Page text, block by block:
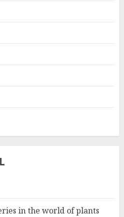
in the world of plants